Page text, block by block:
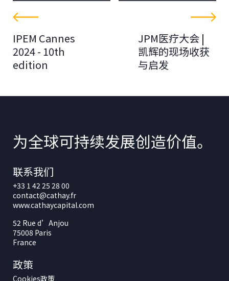
IPEM Cannes
2024 - 10th
edition
JPM医疗大会 |
凯辉的现场收获
与启发
为全球可持续发展创造价值。
联系我们
+33 1 42 25 28 00
contact@cathay.fr
www.cathaycapital.com
52 Rue d’Anjou
75008 Paris
France
政策
Cookies政策